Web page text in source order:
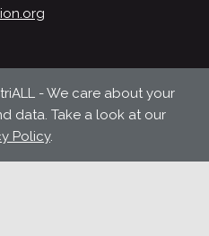
- We care about your
data. Take a look at our
Policy.